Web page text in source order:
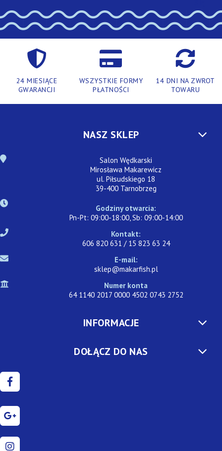
24 MIESIĄCE
GWARANCJI
WSZYSTKIE FORMY
PŁATNOŚCI
14 DNI NA ZWROT
TOWARU
NASZ SKLEP
Salon Wędkarski
Mirosława Makarewicz
ul. Piłsudskiego 18
39-400 Tarnobrzeg
Godziny otwarcia:
Pn-Pt: 09:00-18:00, Sb: 09:00-14:00
Kontakt:
606 820 631 / 15 823 63 24
E-mail:
sklep@makarfish.pl
Numer konta
64 1140 2017 0000 4502 0743 2752
INFORMACJE
DOŁĄCZ DO NAS